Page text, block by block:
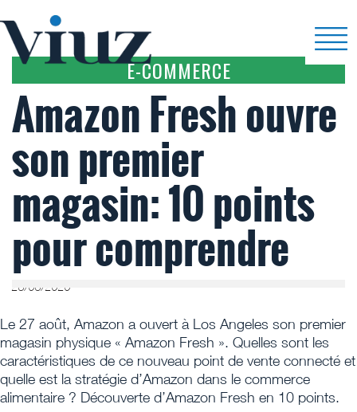
E-COMMERCE
Amazon Fresh ouvre
son premier
magasin: 10 points
pour comprendre
28/08/2020
Le 27 août, Amazon a ouvert à Los Angeles son premier
magasin physique « Amazon Fresh ». Quelles sont les
caractéristiques de ce nouveau point de vente connecté et
quelle est la stratégie d’Amazon dans le commerce
alimentaire ? Découverte d’Amazon Fresh en 10 points.